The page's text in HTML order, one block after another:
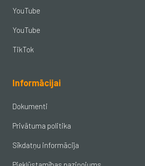
YouTube
YouTube
TikTok
Informācijai
Dokumenti
Privātuma politika
Sīkdatņu informācija